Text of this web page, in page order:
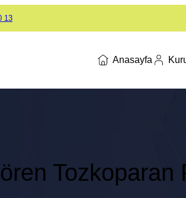
13
Anasayfa
Tozkoparan